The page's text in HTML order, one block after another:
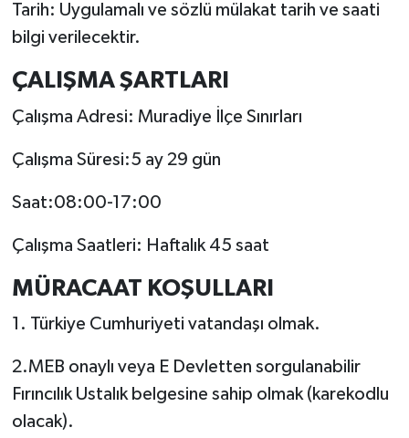
Tarih: Uygulamalı ve sözlü mülakat tarih ve saati
bilgi verilecektir.
ÇALIŞMA ŞARTLARI
Çalışma Adresi: Muradiye İlçe Sınırları
Çalışma Süresi:5 ay 29 gün
Saat:08:00-17:00
Çalışma Saatleri: Haftalık 45 saat
MÜRACAAT KOŞULLARI
1. Türkiye Cumhuriyeti vatandaşı olmak.
2.MEB onaylı veya E Devletten sorgulanabilir
Fırıncılık Ustalık belgesine sahip olmak (karekodlu
olacak).